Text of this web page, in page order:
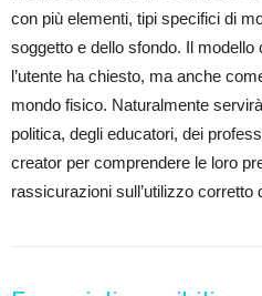
con più elementi, tipi specifici di
soggetto e dello sfondo. Il
l’utente ha chiesto, ma anche
mondo fisico. Naturalmente
politica, degli educatori, dei
creator per comprendere le loro
rassicurazioni sull’utilizzo corretto